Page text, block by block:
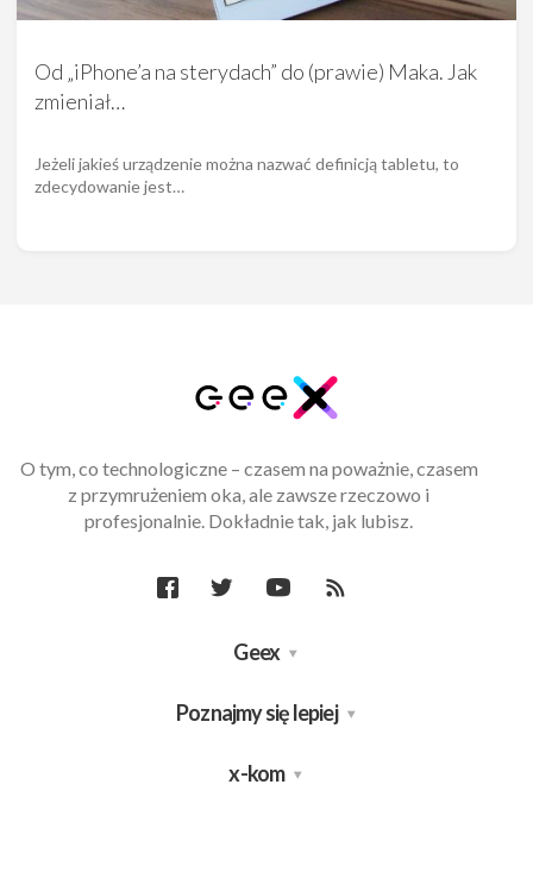
Od „iPhone’a na sterydach” do (prawie) Maka. Jak
zmieniał…
Jeżeli jakieś urządzenie można nazwać definicją tabletu, to
zdecydowanie jest…
O tym, co technologiczne – czasem na poważnie, czasem
z przymrużeniem oka, ale zawsze rzeczowo i
profesjonalnie. Dokładnie tak, jak lubisz.
Geex
Poznajmy się lepiej
x-kom